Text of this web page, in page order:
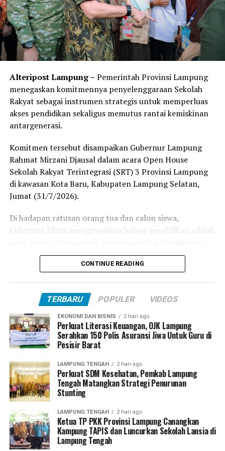
Anggaran APBN melalui Dirjen EBTKE Kementerian
ESDM.
Lanjut Heri, penerapan PLTS Rooftop ini sejalan dengan
program Pemerintah Pusat dan instruksi dari Gubernur
gas efek rumah kaca.
“Sejalan dengan program Pemerintah Pusat dan sesuai
arahan dari Gubernur Arinal, kita mulai menerapkan
penggunaan PLTS Rooftop di beberapa OPD. Selain
menjadi bentuk komitmen kita dalam penghematan
energi dan sumber daya mineral,” pungkasnya. (Gus)
Facebook Comments Box
UP NEXT
Gubernur Arinal Djunaidi Salurkan Bantuan Baznas
Untuk Seratusan UMKM
Alteripost Lampung – Pemerintah Provinsi Lampung
menegaskan komitmennya penyelenggaraan Sekolah
Rakyat sebagai instrumen strategis untuk memperluas
akses pendidikan sekaligus memutus rantai kemiskinan
antargenerasi.
Komitmen tersebut disampaikan Gubernur Lampung
Rahmat Mirzani Djausal dalam acara Open House
Sekolah Rakyat Terintegrasi (SRT) 3 Provinsi Lampung
di kawasan Kota Baru, Kabupaten Lampung Selatan,
Jumat (31/7/2026).
Di hadapan ratusan orang tua dan calon siswa,
Gubernur Mirza mengingatkan bahwa pendidikan adalah
“Kalau derajat keluarga mau naik, kuncinya satu, anak
Gubernur Mirza menilai Sekolah Rakyat bukan sekadar
ruang yang membuka kesempatan baru bagi anak-anak
dari keluarga kurang mampu untuk mengubah masa
depan mereka.
“Tahun lalu Sekolah Rakyat dimulai dengan menerima
71 siswa SMA dari berbagai daerah di Provinsi Lampung.
Mereka dipilih melalui proses pendampingan Program
Keluarga Harapan (PKH), benar-benar anak-anak yang
membutuhkan akses pendidikan,” ungkapnya.
Ia menjelaskan sebagian besar siswa angkatan pertama
CONTINUE READING
TERBARU POPULER VIDEOS
EKONOMI DAN BISNIS 2 hari ago
Perkuat Literasi Keuangan, OJK Lampung
Serahkan 150 Polis Asuransi Jiwa Untuk Guru di
Pesisir Barat
LAMPUNG TENGAH 2 hari ago
Perkuat SDM Kesehatan, Pemkab Lampung
Tengah Matangkan Strategi Penurunan
Stunting
LAMPUNG TENGAH 2 hari ago
Ketua TP PKK Provinsi Lampung Canangkan
Kampung TAPIS dan Luncurkan Sekolah Lansia di
Lampung Tengah